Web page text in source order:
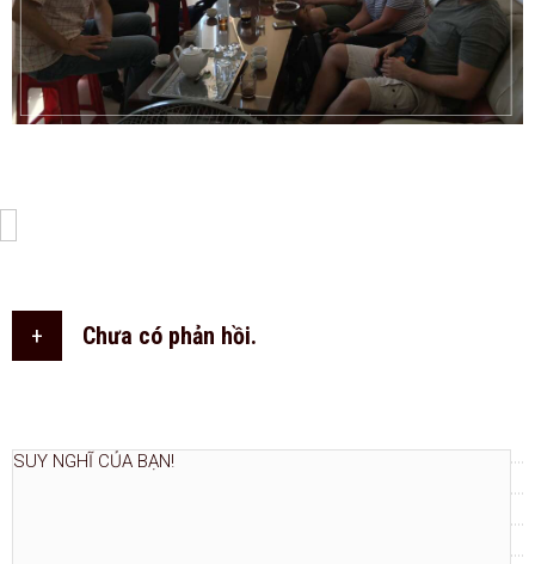
+ Chưa có phản hồi.